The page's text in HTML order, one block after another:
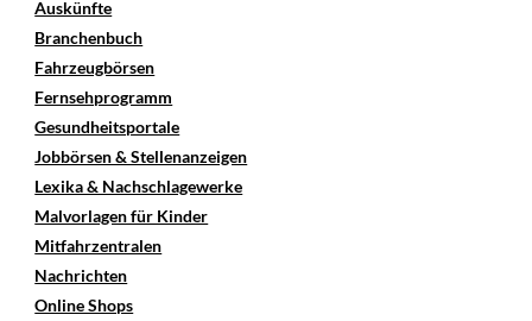
Auskünfte
Branchenbuch
Fahrzeugbörsen
Fernsehprogramm
Gesundheitsportale
Jobbörsen & Stellenanzeigen
Lexika & Nachschlagewerke
Malvorlagen für Kinder
Mitfahrzentralen
Nachrichten
Online Shops